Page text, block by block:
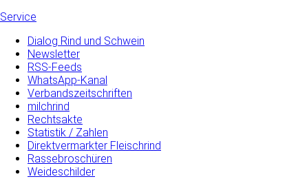
Service
Dialog Rind und Schwein
Newsletter
RSS-Feeds
WhatsApp-Kanal
Verbandszeitschriften
milchrind
Rechtsakte
Statistik / Zahlen
Direktvermarkter Fleischrind
Rassebroschüren
Weideschilder